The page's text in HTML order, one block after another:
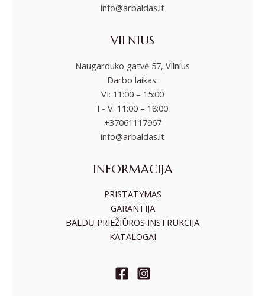
info@arbaldas.lt
VILNIUS
Naugarduko gatvė 57, Vilnius
Darbo laikas:
VI: 11:00 – 15:00
I - V: 11:00 – 18:00
+37061117967
info@arbaldas.lt
INFORMACIJA
PRISTATYMAS
GARANTIJA
BALDŲ PRIEŽIŪROS INSTRUKCIJA
KATALOGAI